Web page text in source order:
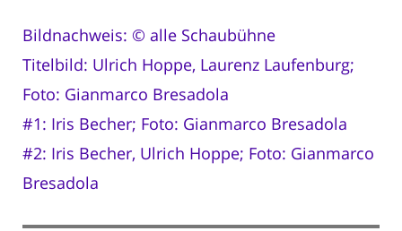
Bildnachweis: © alle Schaubühne
Titelbild: Ulrich Hoppe, Laurenz Laufenburg;
Foto: Gianmarco Bresadola
#1: Iris Becher; Foto: Gianmarco Bresadola
#2: Iris Becher, Ulrich Hoppe; Foto: Gianmarco
Bresadola